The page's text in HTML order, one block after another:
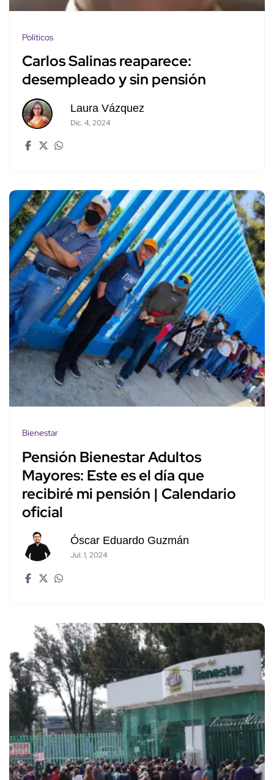
Políticos
Carlos Salinas reaparece:
desempleado y sin pensión
Laura Vázquez
Dic. 4, 2024
Bienestar
Pensión Bienestar Adultos
Mayores: Este es el día que
recibiré mi pensión | Calendario
oficial
Óscar Eduardo Guzmán
Jul. 1, 2024